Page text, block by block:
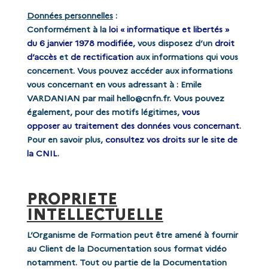
Données personnelles:
Conformément à la loi « informatique et libertés »
du 6 janvier 1978 modifiée, vous disposez d’un droit
d’accèset de rectificationaux informations qui vous
concernent. Vous pouvez accéder aux informations
vous concernant en vous adressant à : Emile
VARDANIAN par mail hello@cnfn.fr. Vous pouvez
également, pour des motifs légitimes, vous
opposer au traitement des données vous concernant.
Pour en savoir plus, consultez vos droits sur le site de
la CNIL.
PROPRIETE
INTELLECTUELLE
L’Organisme de Formation peut être amené à fournir
au Client de la Documentation sous format vidéo
notamment. Tout ou partie de la Documentation